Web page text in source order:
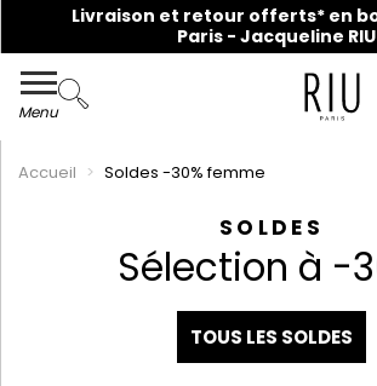
Collection du 36 au 48 en ligne et
Livraison et retour offerts* en
Menu
Accueil Soldes -30% femme
SOLDES
Sélection à -
TOUS LES SOLDES